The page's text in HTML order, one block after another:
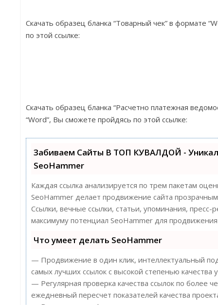
Скачать образец бланка “Товарный чек” в формате
по этой ссылке:
Скачать образец бланка “Расчетно платежная
“Word”, Вы сможете пройдясь по этой ссылке:
Забиваем Сайты В ТОП КУВАЛДОЙ -
SeoHammer
Каждая ссылка анализируется по трем пакетам
SeoHammer делает продвижение сайта
Ссылки, вечные ссылки, статьи, упоминания, пресс-
максимуму потенциал SeoHammer для
Что умеет делать SeoHammer
— Продвижение в один клик, интеллектуальный
самых лучших ссылок с высокой степенью качества
— Регулярная проверка качества ссылок по более
ежедневный пересчет показателей качества